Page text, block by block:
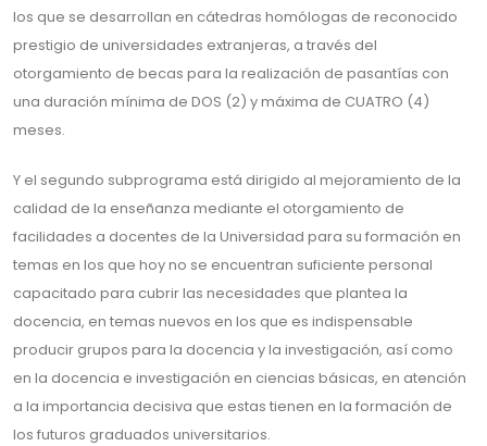
los que se desarrollan en cátedras homólogas de reconocido
prestigio de universidades extranjeras, a través del
otorgamiento de becas para la realización de pasantías con
una duración mínima de DOS (2) y máxima de CUATRO (4)
meses.
Y el segundo subprograma está dirigido al mejoramiento de la
calidad de la enseñanza mediante el otorgamiento de
facilidades a docentes de la Universidad para su formación en
temas en los que hoy no se encuentran suficiente personal
capacitado para cubrir las necesidades que plantea la
docencia, en temas nuevos en los que es indispensable
producir grupos para la docencia y la investigación, así como
en la docencia e investigación en ciencias básicas, en atención
a la importancia decisiva que estas tienen en la formación de
los futuros graduados universitarios.